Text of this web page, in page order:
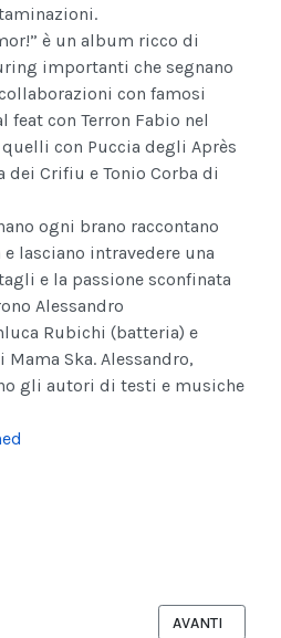
è un album ricco di
importanti che segnano
con famosi
con Terron Fabio nel
con Puccia degli Après
dei Crifiu e Tonio Corba di
ogni brano raccontano
lasciano intravedere una
e la passione sconfinata
Alessandro
Rubichi (batteria) e
Mama Ska. Alessandro,
gli autori di testi e musiche
“DÌ AGLI ANGELI”, IL NUOVOARTICOLO
AVANTI